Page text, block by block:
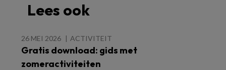
Lees ook
26 MEI 2026 ACTIVITEIT
Gratis download: gids met
zomeractiviteiten